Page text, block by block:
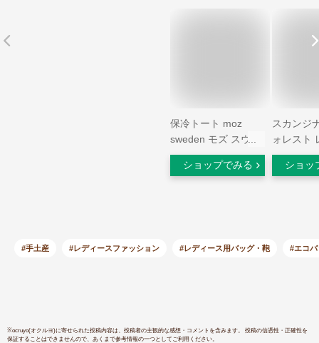
保冷トート moz
sweden モズ スウェ
ーデン ショッピング
バッグ 保冷バッグ
れ ベジバッグ レジ
ショップでみる
スカンジ
ォレスト
ッグ ビッ
エコバッ
ドア ピ
欧 tempoo
ショッ
#手土産 #レディースファッション #レディース用バッグ・鞄 #エコバ
※ocruyo(オクルヨ)に寄せられた投稿内容は、投稿者の主観的な感想・コメントを含みます。 投稿の信憑性・正確性を
保証することはできませんので、あくまで参考情報の一つとしてご利用ください。